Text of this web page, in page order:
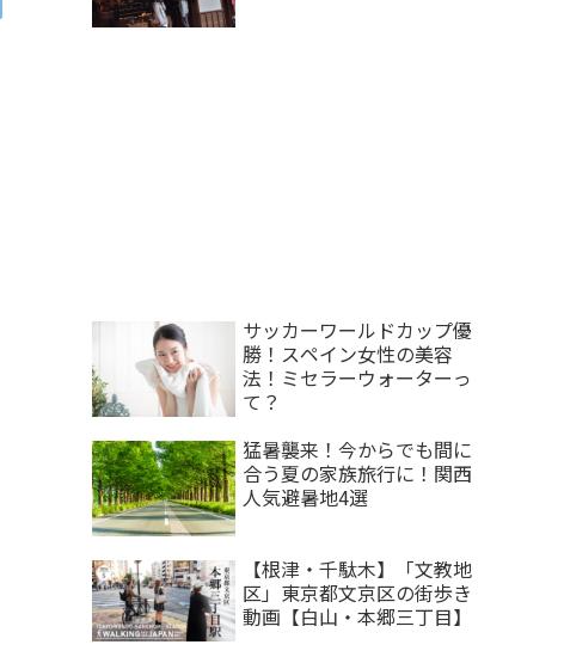
サッカーワールドカップ優
勝！スペイン女性の美容
法！ミセラーウォーターっ
て？
猛暑襲来！今からでも間に
合う夏の家族旅行に！関西
人気避暑地4選
【根津・千駄木】「文教地
区」東京都文京区の街歩き
動画【白山・本郷三丁目】